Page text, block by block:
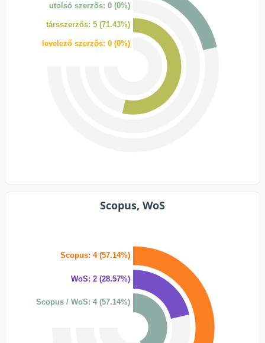
utolsó szerzős: 0 (0%)
társszerzős: 5 (71.43%)
levelező szerzős: 0 (0%)
Scopus, WoS
Scopus: 4 (57.14%)
WoS: 2 (28.57%)
Scopus / WoS: 4 (57.14%)